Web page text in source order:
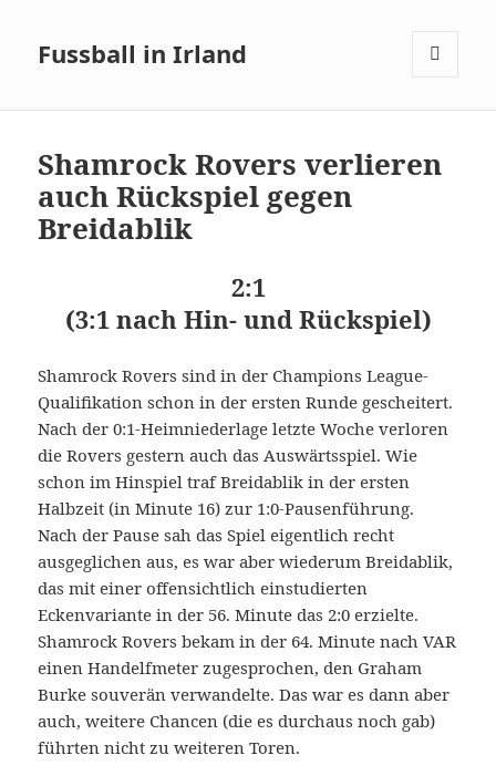
Fussball in Irland
Shamrock Rovers verlieren
auch Rückspiel gegen
Breidablik
2:1
(3:1 nach Hin- und Rückspiel)
Shamrock Rovers sind in der Champions League-
Qualifikation schon in der ersten Runde gescheitert.
Nach der 0:1-Heimniederlage letzte Woche verloren
die Rovers gestern auch das Auswärtsspiel. Wie
schon im Hinspiel traf Breidablik in der ersten
Halbzeit (in Minute 16) zur 1:0-Pausenführung.
Nach der Pause sah das Spiel eigentlich recht
ausgeglichen aus, es war aber wiederum Breidablik,
das mit einer offensichtlich einstudierten
Eckenvariante in der 56. Minute das 2:0 erzielte.
Shamrock Rovers bekam in der 64. Minute nach VAR
einen Handelfmeter zugesprochen, den Graham
Burke souverän verwandelte. Das war es dann aber
auch, weitere Chancen (die es durchaus noch gab)
führten nicht zu weiteren Toren.